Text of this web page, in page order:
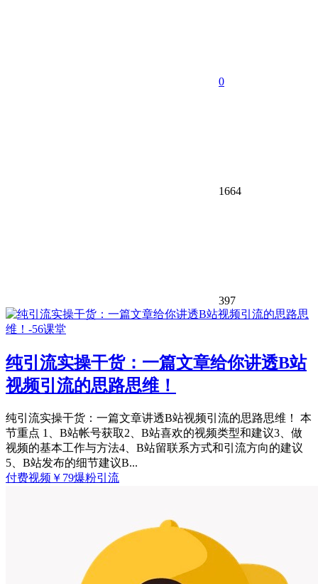
0
1664
397
纯引流实操干货：一篇文章给你讲透B站
视频引流的思路思维！
纯引流实操干货：一篇文章讲透B站视频引流的思路思维！ 本
节重点 1、B站帐号获取2、B站喜欢的视频类型和建议3、做
视频的基本工作与方法4、B站留联系方式和引流方向的建议
5、B站发布的细节建议B...
付费视频 ￥ 79爆粉引流